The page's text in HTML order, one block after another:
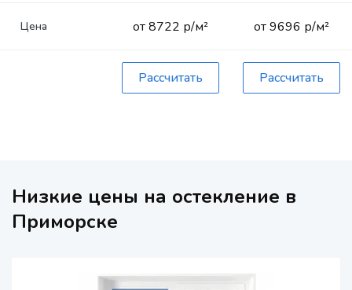
Цена от 8722 р/м²
Рассчитать
от 9696 р/м²
Рассчитать
Низкие цены на остекление в
Приморске